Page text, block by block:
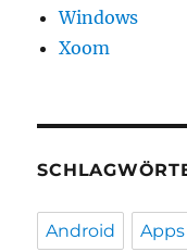
Windows
Xoom
Android Apps